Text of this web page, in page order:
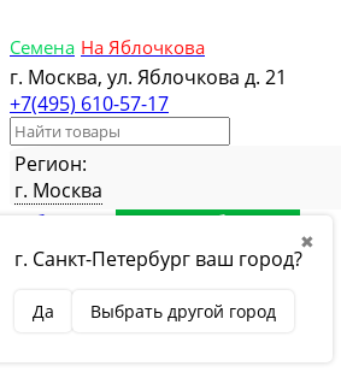
Семена На Яблочкова
г. Москва, ул. Яблочкова д. 21
+7(495) 610-57-17
Регион:
г. Москва
✖
г. Санкт-Петербург ваш город?
Да Выбрать другой город
Избранное Товар в избранном
СравнениеТовар в сравнении
Вход
Вход